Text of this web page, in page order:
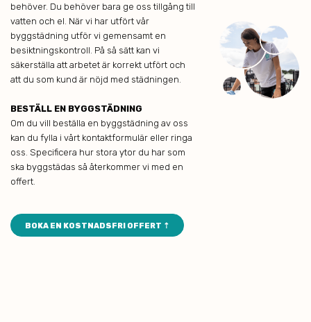
behöver. Du behöver bara ge oss tillgång till
vatten och el. När vi har utfört vår
byggstädning utför vi gemensamt en
besiktningskontroll. På så sätt kan vi
säkerställa att arbetet är korrekt utfört och
att du som kund är nöjd med städningen.
BESTÄLL EN BYGGSTÄDNING
Om du vill beställa en byggstädning av oss
kan du fylla i vårt kontaktformulär eller ringa
oss. Specificera hur stora ytor du har som
ska byggstädas så återkommer vi med en
offert.
BOKA EN KOSTNADSFRI OFFERT ⇡